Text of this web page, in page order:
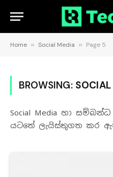
Home » Social Media » Page 5
BROWSING:
Social Media හා
යටතේ ලැයිස්තුගත කර